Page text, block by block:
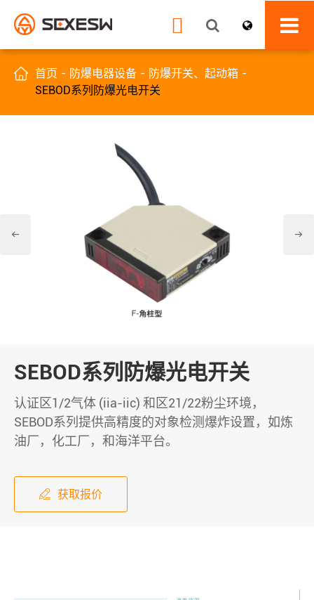

 首页 防爆电器设备
防爆开关、起动箱
SEBOD系列防爆光电开关
 
SEBOD系列防爆光电开关
认证区1/2气体 (iia-iic) 和区21/22粉尘环境，
SEBOD系列提供高精度的对象检测爆炸设置，如炼
油厂，化工厂，和海洋平台。
 获取报价